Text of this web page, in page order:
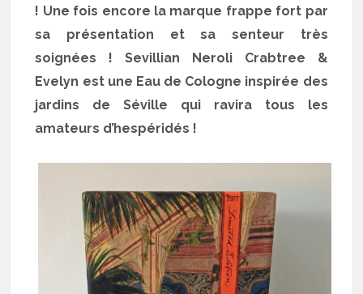
! Une fois encore la marque frappe fort par
sa présentation et sa senteur très
soignées ! Sevillian Neroli Crabtree &
Evelyn est une Eau de Cologne inspirée des
jardins de Séville qui ravira tous les
amateurs d’hespéridés !